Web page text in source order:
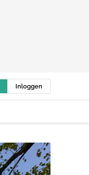
Inloggen